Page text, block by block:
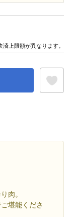
肉。
堪能くださ
上限額が異なります。